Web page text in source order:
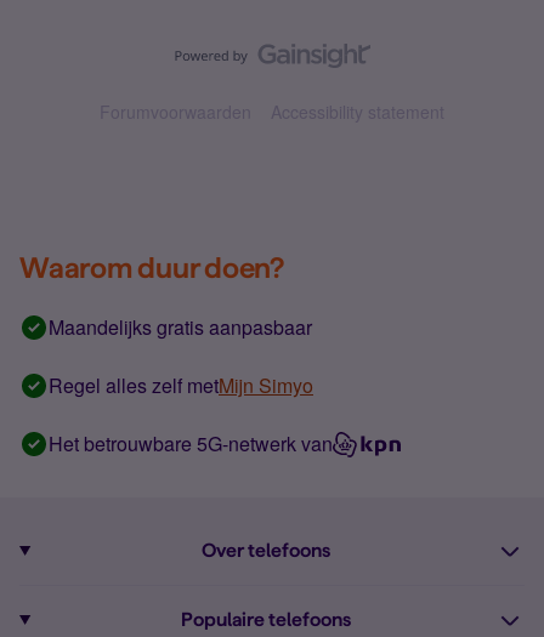
Forumvoorwaarden Accessibility statement
Waarom duur doen?
Maandelijks gratis aanpasbaar
Regel alles zelf metMijn Simyo
Het betrouwbare 5G-netwerk van
Over telefoons
Populaire telefoons